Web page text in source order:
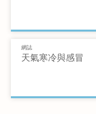
網誌
天氣寒冷與感冒